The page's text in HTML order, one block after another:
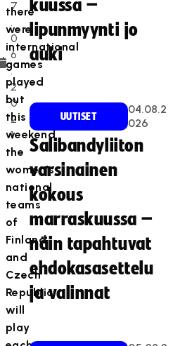
7
.
0
6
.
2
0
2
1
there
were
international
games
played
but
this
weekend
the
women's
national
teams
of
Finland
and
Czech
Republic
will
play
kuussa –
lipunmyynti jo
auki
UUTISET
04.08.2
026
Salibandyliiton
varsinainen
kokous
marraskuussa –
näin tapahtuvat
ehdokasasettelu
ja valinnat